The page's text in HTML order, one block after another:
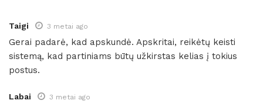
Taigi 3 metai ago
Gerai padarė, kad apskundė. Apskritai, reikėtų keisti
sistemą, kad partiniams būtų užkirstas kelias į tokius
postus.
Labai 3 metai ago